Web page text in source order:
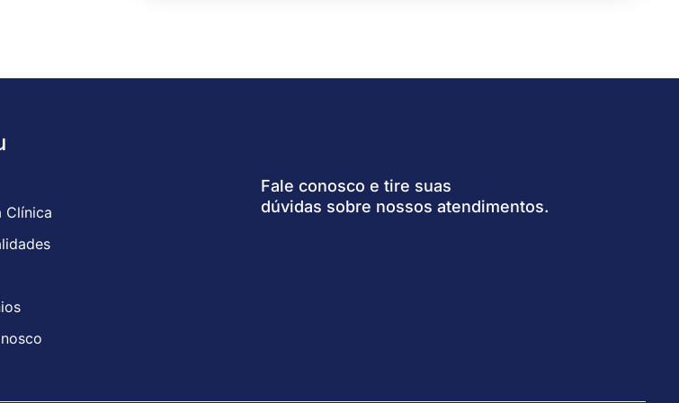
Clínica
Fale conosco e tire suas
dúvidas sobre nossos atendimentos.